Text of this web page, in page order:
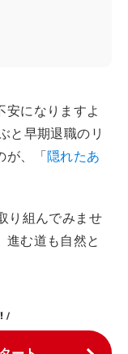
安になりますよ
と早期退職のリ
が、「隠れたあ
り組んでみませ
進む道も自然と
/